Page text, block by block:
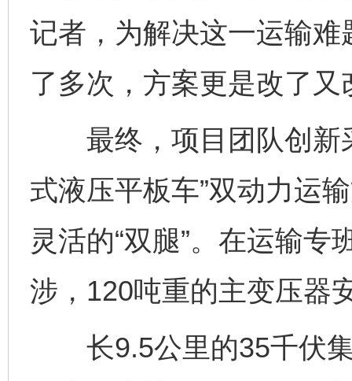
记者，为解决这一运输
了多次，方案更是改了又
最终，项目团队创新
式液压平板车”双动力运
灵活的“双腿”。在运输
涉，120吨重的主变压器
长9.5公里的35千伏集